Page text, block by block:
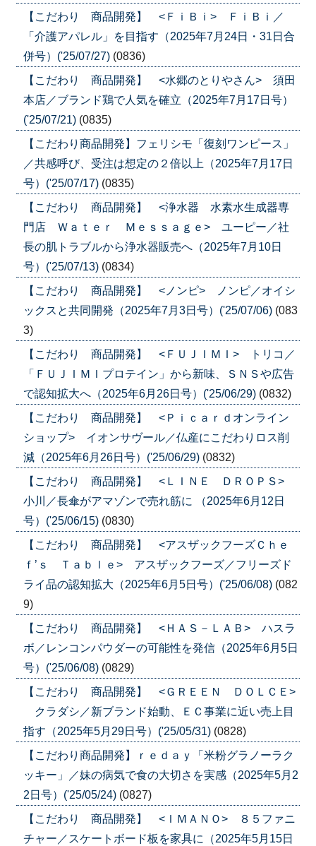
【こだわり 商品開発】 <ＦｉＢｉ> ＦｉＢｉ／
「介護アパレル」を目指す（2025年7月24日・31日合
併号）('25/07/27) (0836)
【こだわり 商品開発】 <水郷のとりやさん> 須田
本店／ブランド鶏で人気を確立（2025年7月17日号）
('25/07/21) (0835)
【こだわり商品開発】フェリシモ「復刻ワンピース」
／共感呼び、受注は想定の２倍以上（2025年7月17日
号）('25/07/17) (0835)
【こだわり 商品開発】 <浄水器 水素水生成器専
門店 Ｗａｔｅｒ Ｍｅｓｓａｇｅ> ユーピー／社
長の肌トラブルから浄水器販売へ（2025年7月10日
号）('25/07/13) (0834)
【こだわり 商品開発】 <ノンピ> ノンピ／オイシ
ックスと共同開発（2025年7月3日号）('25/07/06) (083
3)
【こだわり 商品開発】 <ＦＵＪＩＭＩ> トリコ／
「ＦＵＪＩＭＩプロテイン」から新味、ＳＮＳや広告
で認知拡大へ（2025年6月26日号）('25/06/29) (0832)
【こだわり 商品開発】 <Ｐｉｃａｒｄオンライン
ショップ> イオンサヴール／仏産にこだわりロス削
減（2025年6月26日号）('25/06/29) (0832)
【こだわり 商品開発】 <ＬＩＮＥ ＤＲＯＰＳ>
小川／長傘がアマゾンで売れ筋に （2025年6月12日
号）('25/06/15) (0830)
【こだわり 商品開発】 <アスザックフーズＣｈｅ
ｆ’ｓ Ｔａｂｌｅ> アスザックフーズ／フリーズド
ライ品の認知拡大（2025年6月5日号）('25/06/08) (082
9)
【こだわり 商品開発】 <ＨＡＳ－ＬＡＢ> ハスラ
ボ／レンコンパウダーの可能性を発信（2025年6月5日
号）('25/06/08) (0829)
【こだわり 商品開発】 <ＧＲＥＥＮ ＤＯＬＣＥ>
クラダシ／新ブランド始動、ＥＣ事業に近い売上目
指す（2025年5月29日号）('25/05/31) (0828)
【こだわり商品開発】ｒｅｄａｙ「米粉グラノーラク
ッキー」／妹の病気で食の大切さを実感（2025年5月2
2日号）('25/05/24) (0827)
【こだわり 商品開発】 <ＩＭＡＮＯ> ８５ファニ
チャー／スケートボード板を家具に（2025年5月15日